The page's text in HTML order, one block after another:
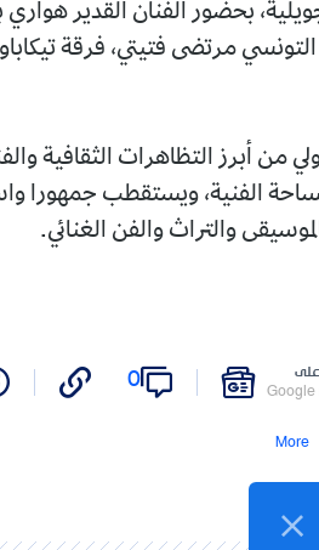
المهرجان يوم 13 جويلية، بحضور الفنان
التونسي مرتضى فتيتي، فرقة
من أبرز التظاهرات الثقافية
الفنية، ويستقطب جمهورا
والتراث والفن الغنائي.
على 0
More